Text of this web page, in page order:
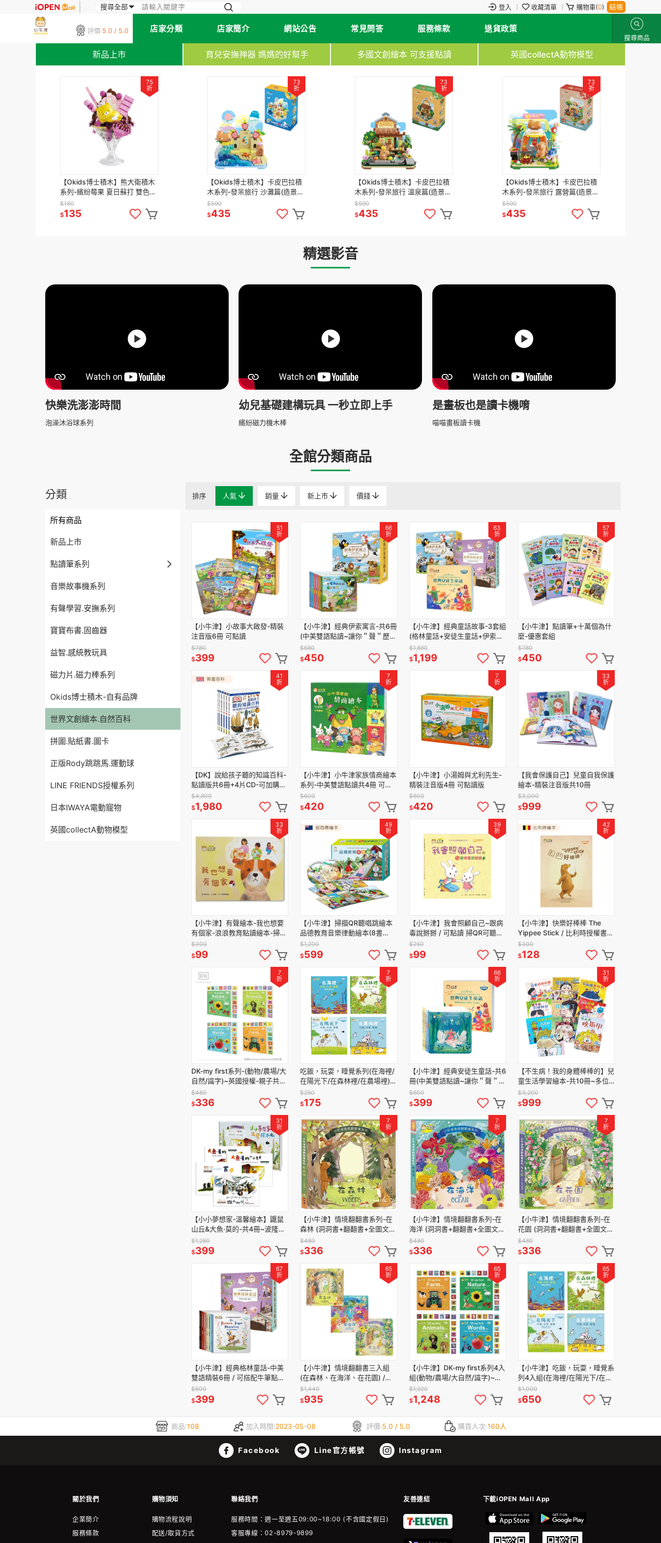
登入 收藏清單 購物車(0) 結帳
評價:5.0 / 5.0 店家分類 店家簡介 網站公告 常見問答 服務條款 退貨政策
搜尋商品
新品上市 育兒安撫神器 媽媽的好幫手 多國文創繪本 可支援點讀 英國collectA動物模型
75
折
【Okids博士積木】熊大衛積木
系列-繽紛莓果 夏日蘇打 雙色巧
克力聖代杯三款任選 (造景積木/
公仔玩具/療癒小物)
$180
$135
73
折
【Okids博士積木】卡皮巴拉積
木系列-發呆旅行 沙灘篇(造景積
木/公仔玩具/療癒小物)
$590
$435
73
折
【Okids博士積木】卡皮巴拉積
木系列-發呆旅行 溫泉篇(造景積
木/公仔玩具/療癒小物)
$590
$435
73
折
【Okids博士積木】卡皮巴拉積
木系列-發呆旅行 露營篇(造景積
木/公仔玩具/療癒小物)
$590
$435
精選影音
快樂洗澎澎時間
泡澡沐浴球系列
幼兒基礎建構玩具 一秒立即上手
繽紛磁力機木棒
是畫板也是讀卡機唷
喵喵畫板讀卡機
全館分類商品
分類
所有商品
新品上市
點讀筆系列
音樂故事機系列
有聲學習.安撫系列
寶寶布書.固齒器
益智.感統教玩具
磁力片.磁力棒系列
Okids博士積木-自有品牌
世界文創繪本.自然百科
拼圖.貼紙書.圖卡
正版Rody跳跳馬.運動球
LINE FRIENDS授權系列
日本IWAYA電動寵物
英國collectA動物模型
排序 人氣 銷量 新上市 價錢
51
折
【小牛津】小故事大啟發-精裝
注音版6冊 可點讀
$780
$399
66
折
【小牛津】經典伊索寓言-共6冊
(中美雙語點讀~讓你＂聲＂歷其
境)
$680
$450
63
折
【小牛津】經典童話故事-3套組
(格林童話+安徒生童話+伊索寓
言)
$1,880
$1,199
57
折
【小牛津】點讀筆+十萬個為什
麼-優惠套組
$780
$450
41
折
【DK】說給孩子聽的知識百科-
點讀版共6冊+4片CD-可加購
32G點讀筆變身點讀書
$4,800
$1,980
7
折
【小牛津】小牛津家族情商繪本
系列-中美雙語點讀共4冊 可點
讀
$600
$420
7
折
【小牛津】小湯姆與尤利先生-
精裝注音版4冊 可點讀版
$600
$420
33
折
【我會保護自己】兒童自我保護
繪本-精裝注音版共10冊
$3,000
$999
33
折
【小牛津】有聲繪本-我也想要
有個家-浪浪教育點讀繪本-掃描
QRcode聽故事也可點讀喔!! 另
可加購保健繪本
$300
$99
49
折
【小牛津】掃描QR聽唱跳繪本
品德教育音樂律動繪本(8書
2CD)
$1,200
$599
39
折
【小牛津】我會照顧自己~跟病
毒說掰掰 / 可點讀 掃QR可聽內
容
$250
$99
42
折
【小牛津】快樂好棒棒 The
Yippee Stick / 比利時授權書
(中美雙語音繪本/可點讀/書後
QR聽故事 )
$300
$128
7
折
DK-my first系列-(動物/農場/大
自然/識字)~英國授權-親子共讀
幼幼認知書-中英點讀
$480
$336
7
折
吃飯，玩耍，睡覺系列(在海裡/
在陽光下/在森林裡/在農場裡)~
幼幼互動學習繪本-比利時
Clavis授權-中英點讀
$250
$175
66
折
【小牛津】經典安徒生童話-共6
冊(中美雙語點讀~讓你＂聲＂歷
其境)
$600
$399
31
折
【不生病！我的身體棒棒的】兒
童生活學習繪本-共10冊~多位
醫師聯合推薦!!
$3,200
$999
31
折
【小小夢想家-溫馨繪本】鼴鼠
山丘&大魚·莫的-共4冊~波隆納
插畫大師名作
$1,280
$399
7
折
【小牛津】情境翻翻書系列-在
森林 (洞洞書+翻翻書+全圖文點
讀+中英點讀)
$480
$336
7
折
【小牛津】情境翻翻書系列-在
海洋 (洞洞書+翻翻書+全圖文點
讀+中英點讀)
$480
$336
7
折
【小牛津】情境翻翻書系列-在
花園 (洞洞書+翻翻書+全圖文點
讀+中英點讀)
$480
$336
67
折
【小牛津】經典格林童話-中美
雙語精裝6冊 / 可搭配牛筆點讀
亦可掃描QR聽完整內容~讓你＂
聲＂歷其境)
$600
$399
65
折
【小牛津】情境翻翻書三入組
(在森林、在海洋、在花園) /
16G以上點讀筆適用
$1,440
$935
65
折
【小牛津】DK-my first系列4入
組(動物/農場/大自然/識字)~英
國授權/16G以上點讀筆適用
$1,920
$1,248
65
折
【小牛津】吃飯，玩耍，睡覺系
列4入組(在海裡/在陽光下/在森
林裡/在農場裡)~比利時Clavis
授權
$1,000
$650
商品:108 加入時間:2023-05-08 評價:5.0 / 5.0 購買人次:160人
Facebook Line官方帳號 Instagram
關於我們 購物須知 聯絡我們 友善連結 下載iOPEN Mall App
企業簡介
服務條款
購物流程說明
配送/取貨方式
服務時間：週一至週五09:00~18:00 (不含國定假日)
客服專線：02-8979-9899